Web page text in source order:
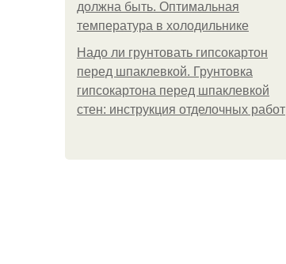
должна быть. Оптимальная
температура в холодильнике
Надо ли грунтовать гипсокартон
перед шпаклевкой. Грунтовка
гипсокартона перед шпаклевкой
стен: инструкция отделочных работ